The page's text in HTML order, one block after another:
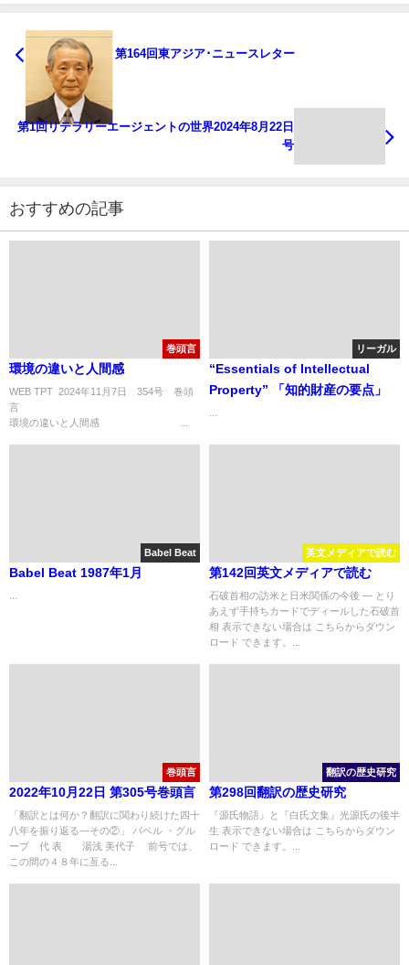
第164回東アジア･ニュースレター
第1回リテラリーエージェントの世界2024年8月22日
号
おすすめの記事
巻頭言
環境の違いと人間感
WEB TPT 2024年11月7日 354号 巻頭
言
環境の違いと人間感 ...
リーガル
“Essentials of Intellectual
Property” 「知的財産の要点」
Babel Beat
Babel Beat 1987年1月
英文メディアで読む
第142回英文メディアで読む
石破首相の訪米と日米関係の今後 ― とり
あえず手持ちカードでディールした石破首
相 表示できない場合は こちらからダウン
ロード できます。...
巻頭言
2022年10月22日 第305号巻頭言
「翻訳とは何か？翻訳に関わり続けた四十
八年を振り返る—その②」 バベル ・グル
ープ 代 表 湯浅 美代子 前号では、
この間の４８年に亙る...
翻訳の歴史研究
第298回翻訳の歴史研究
『源氏物語』と『白氏文集』光源氏の後半
生 表示できない場合は こちらからダウン
ロード できます。...